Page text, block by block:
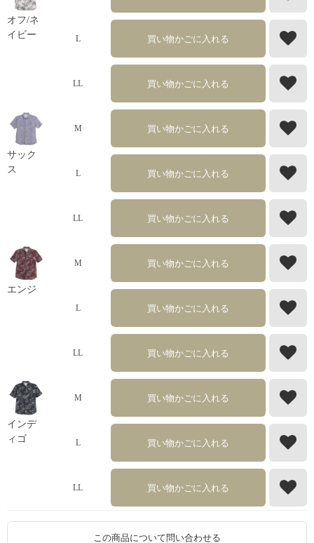
オフ/ネ
イビー
L 買い物かごに入れる
LL 買い物かごに入れる
サック
ス
M 買い物かごに入れる
L 買い物かごに入れる
LL 買い物かごに入れる
エンジ
M 買い物かごに入れる
L 買い物かごに入れる
LL 買い物かごに入れる
インデ
ィゴ
M 買い物かごに入れる
L 買い物かごに入れる
LL 買い物かごに入れる
この商品について問い合わせる